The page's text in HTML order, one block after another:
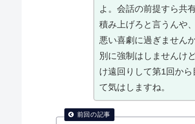
よ。会話の前提すら共
積み上げろと言うんや
悪い喜劇に過ぎませんか
別に強制はしませんけ
け遠回りして第1回か
て気はしますね。